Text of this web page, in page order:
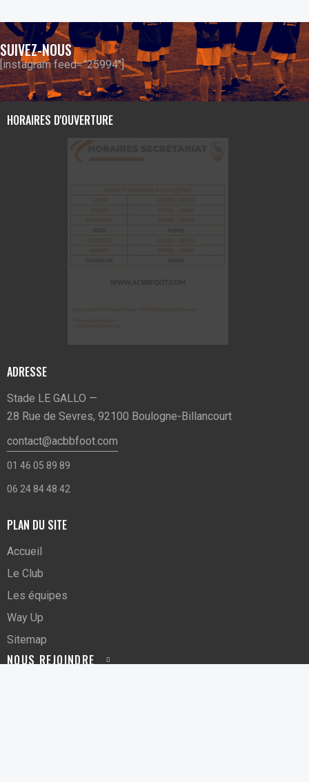
SUIVEZ-NOUS
[instagram feed="25994"]
HORAIRES D'OUVERTURE
ADRESSE
Stade LE GALLO —
28 Rue de Sevres, 92100 Boulogne-Billancourt
contact@acbbfoot.com
01 46 05 89 89
06 24 84 48 42
PLAN DU SITE
Accueil
Le Club
Les équipes
Way Up
Sitemap
NOUS REJOINDRE